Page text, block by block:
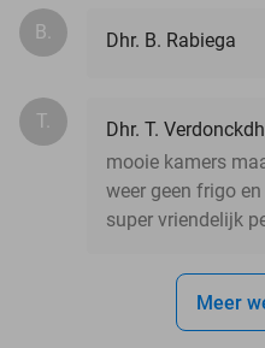
B. Dhr. B. Rabiega
T.
Dhr. T.
mooie kamers
weer geen frigo
super vriendelijk
Meer